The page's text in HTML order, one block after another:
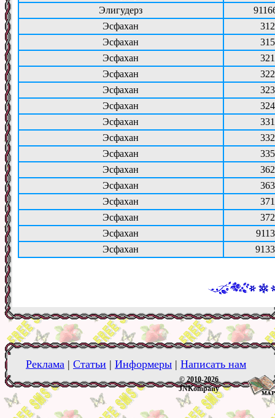
Элигудерз
Эсфахан
312
Эсфахан
315
Эсфахан
321
Эсфахан
322
Эсфахан
323
Эсфахан
324
Эсфахан
331
Эсфахан
332
Эсфахан
335
Эсфахан
362
Эсфахан
363
Эсфахан
371
Эсфахан
372
Эсфахан
Эсфахан
Реклама | Статьи | Информеры | Написать нам
© 2010-2026
JNKompany